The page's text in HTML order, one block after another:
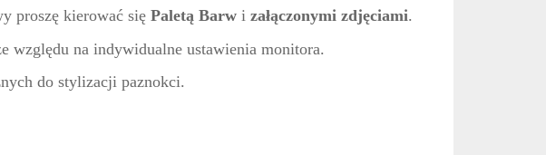
proszę kierować się Paletą Barw i załączonymi zdjęciami.
względu na indywidualne ustawienia monitora.
do stylizacji paznokci.